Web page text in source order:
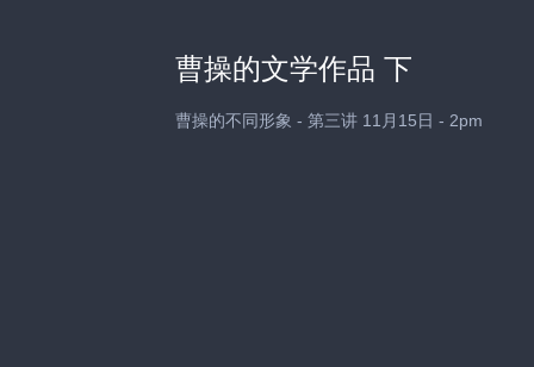
曹操的文学作品 下
曹操的不同形象 - 第三讲 11月15日 - 2pm